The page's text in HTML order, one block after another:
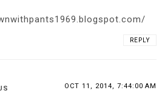
REPLY
OCT 11, 2014, 7:44:00 AM